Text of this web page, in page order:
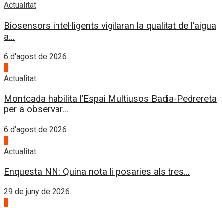
Actualitat
Biosensors intel·ligents vigilaran la qualitat de l’aigua
a...
6 d'agost de 2026
Actualitat
Montcada habilita l’Espai Multiusos Badia-Pedrereta
per a observar...
6 d'agost de 2026
Actualitat
Enquesta NN: Quina nota li posaries als tres...
29 de juny de 2026